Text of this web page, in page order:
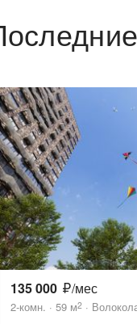
135 000 /мес
2-комн. 59 м2